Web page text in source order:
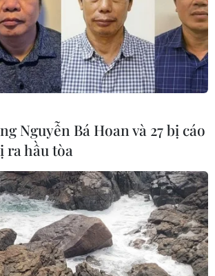
trở thành thế mạnh của du lịch Thủ
tới, Sở Du lịch sẽ đẩy mạnh quảng
quốc tế hệ thống nhà hàng được gắn
nhiều hoạt động khác.
Nguyễn Bá Hoan và 27 bị cáo
ra hầu tòa